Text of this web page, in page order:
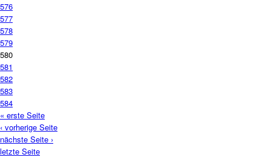
576
577
578
579
580
581
582
583
584
« erste Seite
‹ vorherige Seite
nächste Seite ›
letzte Seite